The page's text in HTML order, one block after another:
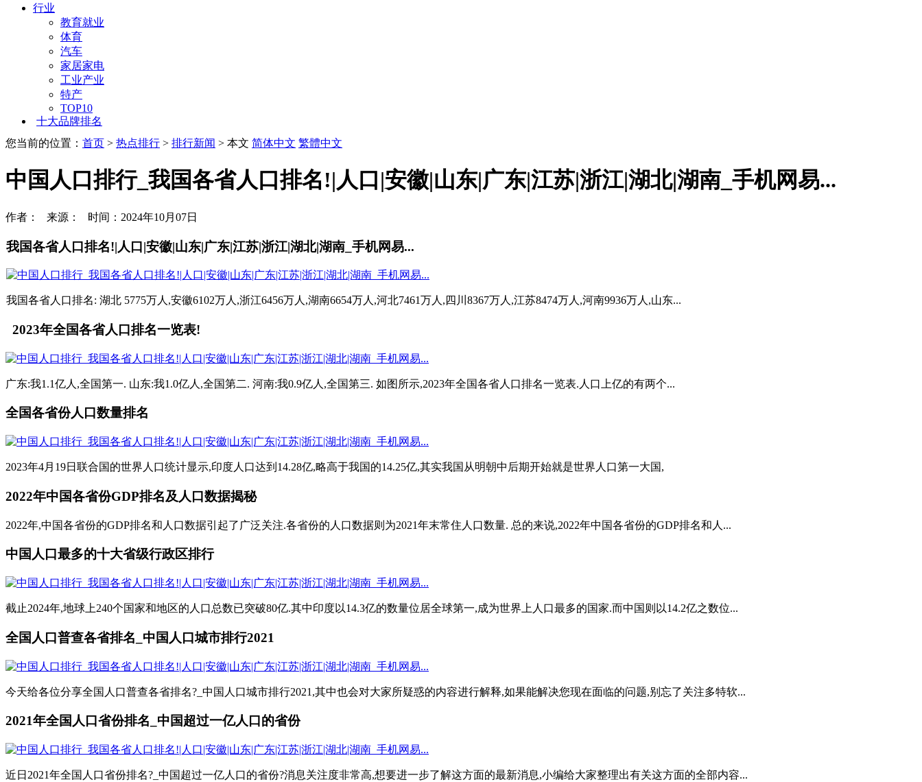
行业
教育就业
体育
汽车
家居家电
工业产业
特产
TOP10
十大品牌排名
您当前的位置： 首页 > 热点排行 > 排行新闻 > 本文 简体中文 繁體中文
中国人口排行_我国各省人口排名!|人口|安徽|山东|广东|江苏|浙江|湖北|湖南_手机网易...
作者： 来源： 时间：2024年10月07日
我国各省人口排名!|人口|安徽|山东|广东|江苏|浙江|湖北|湖南_手机网易...
我国各省人口排名: 湖北 5775万人,安徽6102万人,浙江6456万人,湖南6654万人,河北7461万人,四川8367万人,江苏8474万人,河南9936万人,山东...
2023年全国各省人口排名一览表!
广东:我1.1亿人,全国第一. 山东:我1.0亿人,全国第二. 河南:我0.9亿人,全国第三. 如图所示,2023年全国各省人口排名一览表.人口上亿的有两个...
全国各省份人口数量排名
2023年4月19日联合国的世界人口统计显示,印度人口达到14.28亿,略高于我国的14.25亿,其实我国从明朝中后期开始就是世界人口第一大国,
2022年中国各省份GDP排名及人口数据揭秘
2022年,中国各省份的GDP排名和人口数据引起了广泛关注.各省份的人口数据则为2021年末常住人口数量. 总的来说,2022年中国各省份的GDP排名和人...
中国人口最多的十大省级行政区排行
截止2024年,地球上240个国家和地区的人口总数已突破80亿.其中印度以14.3亿的数量位居全球第一,成为世界上人口最多的国家.而中国则以14.2亿之数位...
全国人口普查各省排名_中国人口城市排行2021
今天给各位分享全国人口普查各省排名?_中国人口城市排行2021,其中也会对大家所疑惑的内容进行解释,如果能解决您现在面临的问题,别忘了关注多特软...
2021年全国人口省份排名_中国超过一亿人口的省份
近日2021年全国人口省份排名?_中国超过一亿人口的省份?消息关注度非常高,想要进一步了解这方面的最新消息,小编给大家整理出有关这方面的全部内容...